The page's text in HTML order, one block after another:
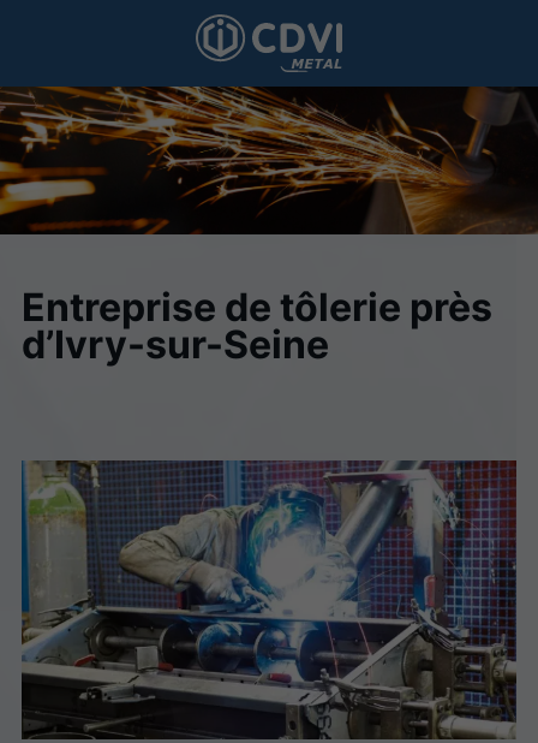
Entreprise de tôlerie près
d’Ivry-sur-Seine